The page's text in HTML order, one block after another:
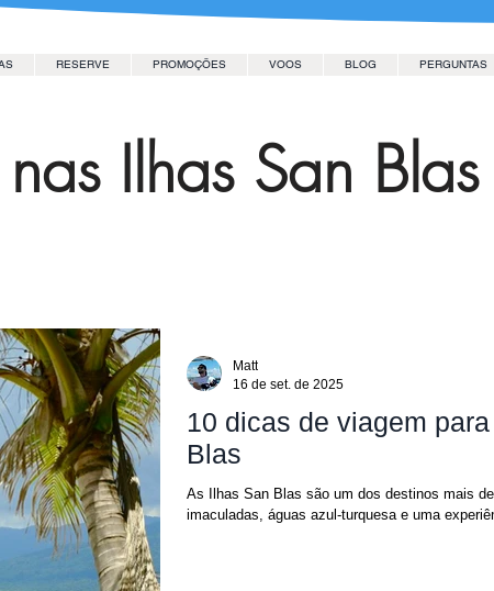
RESERVE PROMOÇÕES VOOS BLOG PERGUNTAS
Ilhas San Blas
10 dicas de viagem
Blas
As Ilhas San Blas são um dos destinos mais
imaculadas, águas azul-turquesa e uma
Matt
16 de set. de 2025